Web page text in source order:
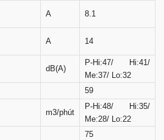
A 8.1
A 14
dB(A)
P-Hi:47/ Hi:41/
Me:37/ Lo:32
59
m3/phút
P-Hi:48/ Hi:35/
Me:28/ Lo:22
75